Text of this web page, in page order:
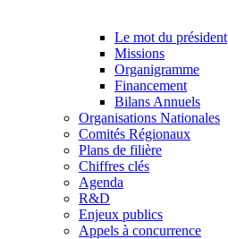
Le mot du président
Missions
Organigramme
Financement
Bilans Annuels
Organisations Nationales
Comités Régionaux
Plans de filière
Chiffres clés
Agenda
R&D
Enjeux publics
Appels à concurrence